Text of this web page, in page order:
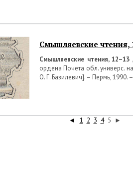
Смышляевские чтения,
Смышляевские чтения, 12–13
ордена Почета обл. универс.
О. Г. Базилевич]. – Пермь, 1990.
◄ 1 2 3 4 5 ►